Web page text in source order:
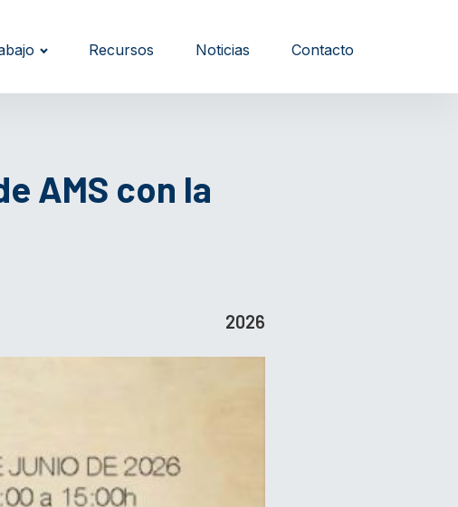
Recursos Noticias Contacto
AMS con la
2026